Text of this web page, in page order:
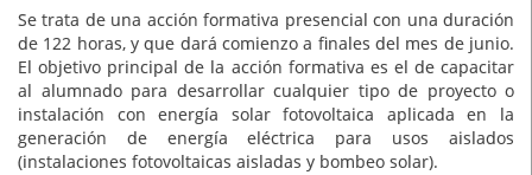
Se trata de una acción formativa presencial con una duración
de 122 horas, y que dará comienzo a finales del mes de junio.
El objetivo principal de la acción formativa es el de capacitar
al alumnado para desarrollar cualquier tipo de proyecto o
instalación con energía solar fotovoltaica aplicada en la
generación de energía eléctrica para usos aislados
(instalaciones fotovoltaicas aisladas y bombeo solar).